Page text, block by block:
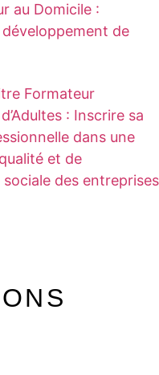
au Domicile :
de
Formateur
: Inscrire sa
dans une
et de
des entreprises